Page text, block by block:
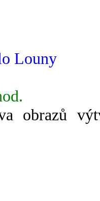
Louny
obrazů